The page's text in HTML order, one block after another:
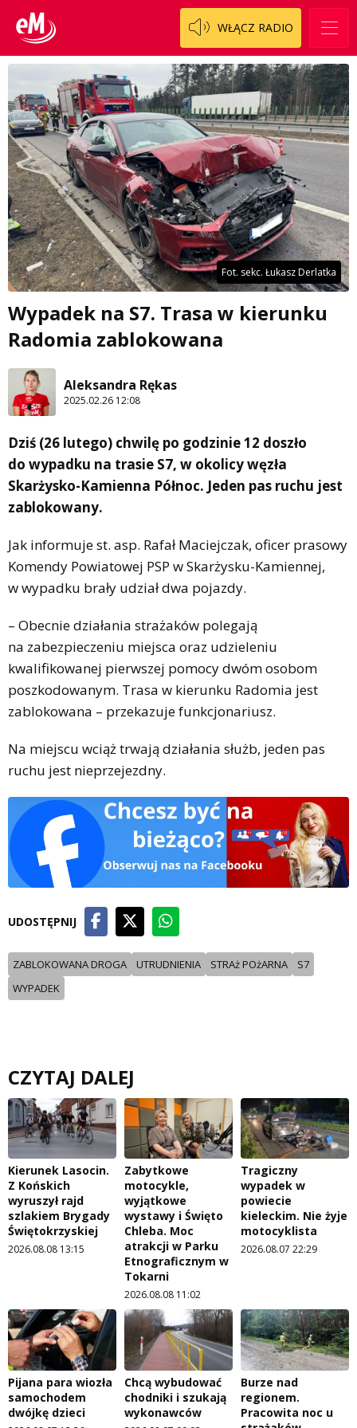
WŁĄCZ RADIO
Fot. sekc. Łukasz Derlatka
Wypadek na S7. Trasa w kierunku
Radomia zablokowana
Aleksandra Rękas
2025.02.26 12:08
Dziś (26 lutego) chwilę po godzinie 12 doszło
do wypadku na trasie S7, w okolicy węzła
Skarżysko-Kamienna Północ. Jeden pas ruchu jest
zablokowany.
Jak informuje st. asp. Rafał Maciejczak, oficer prasowy
Komendy Powiatowej PSP w Skarżysku-Kamiennej,
w wypadku brały udział dwa pojazdy.
– Obecnie działania strażaków polegają
na zabezpieczeniu miejsca oraz udzieleniu
kwalifikowanej pierwszej pomocy dwóm osobom
poszkodowanym. Trasa w kierunku Radomia jest
zablokowana – przekazuje funkcjonariusz.
Na miejscu wciąż trwają działania służb, jeden pas
ruchu jest nieprzejezdny.
UDOSTĘPNIJ
ZABLOKOWANA DROGA UTRUDNIENIA STRAż POżARNA
S7
WYPADEK
CZYTAJ DALEJ
Kierunek Lasocin.
Z Końskich
wyruszył rajd
szlakiem Brygady
Świętokrzyskiej
2026.08.08 13:15
Zabytkowe
motocykle,
wyjątkowe
wystawy i Święto
Chleba. Moc
atrakcji w Parku
Etnograficznym w
Tokarni
2026.08.08 11:02
Tragiczny
wypadek w
powiecie
kieleckim. Nie żyje
motocyklista
2026.08.07 22:29
Pijana para wiozła
samochodem
dwójkę dzieci
Chcą wybudować
chodniki i szukają
wykonawców
Burze nad
regionem.
Pracowita noc u